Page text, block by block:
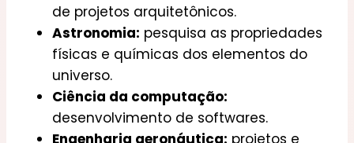
de projetos arquitetônicos.
Astronomia: pesquisa as propriedades
físicas e químicas dos elementos do
universo.
Ciência da computação:
desenvolvimento de softwares.
Engenharia aeronáutica: projetos e